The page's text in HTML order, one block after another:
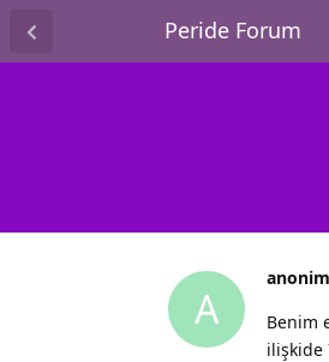
Peride Forum
A
Benim
ilişkide